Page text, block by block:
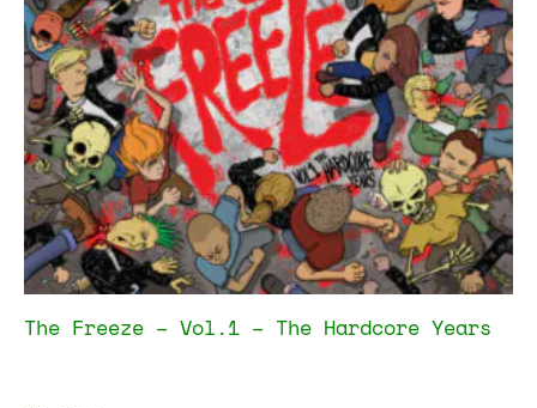
The Freeze – Vol.1 – The Hardcore Years